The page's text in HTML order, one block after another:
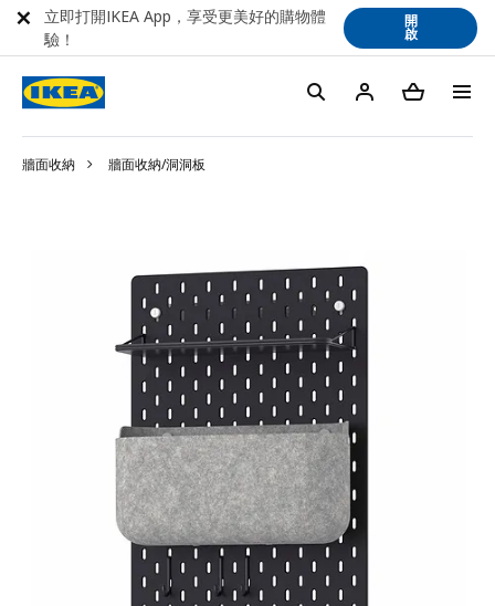
牆面收納 牆面收納/洞洞板
立即打開IKEA App，享受更美好的購物體
驗！
開
啟